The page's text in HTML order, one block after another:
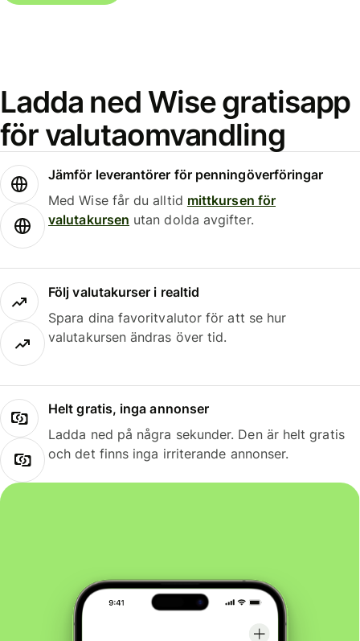
Ladda ned Wise gratisapp
för valutaomvandling
Jämför leverantörer för penningöverföringar
Med Wise får du alltid mittkursen för
valutakursen utan dolda avgifter.
Följ valutakurser i realtid
Spara dina favoritvalutor för att se hur
valutakursen ändras över tid.
Helt gratis, inga annonser
Ladda ned på några sekunder. Den är helt gratis
och det finns inga irriterande annonser.